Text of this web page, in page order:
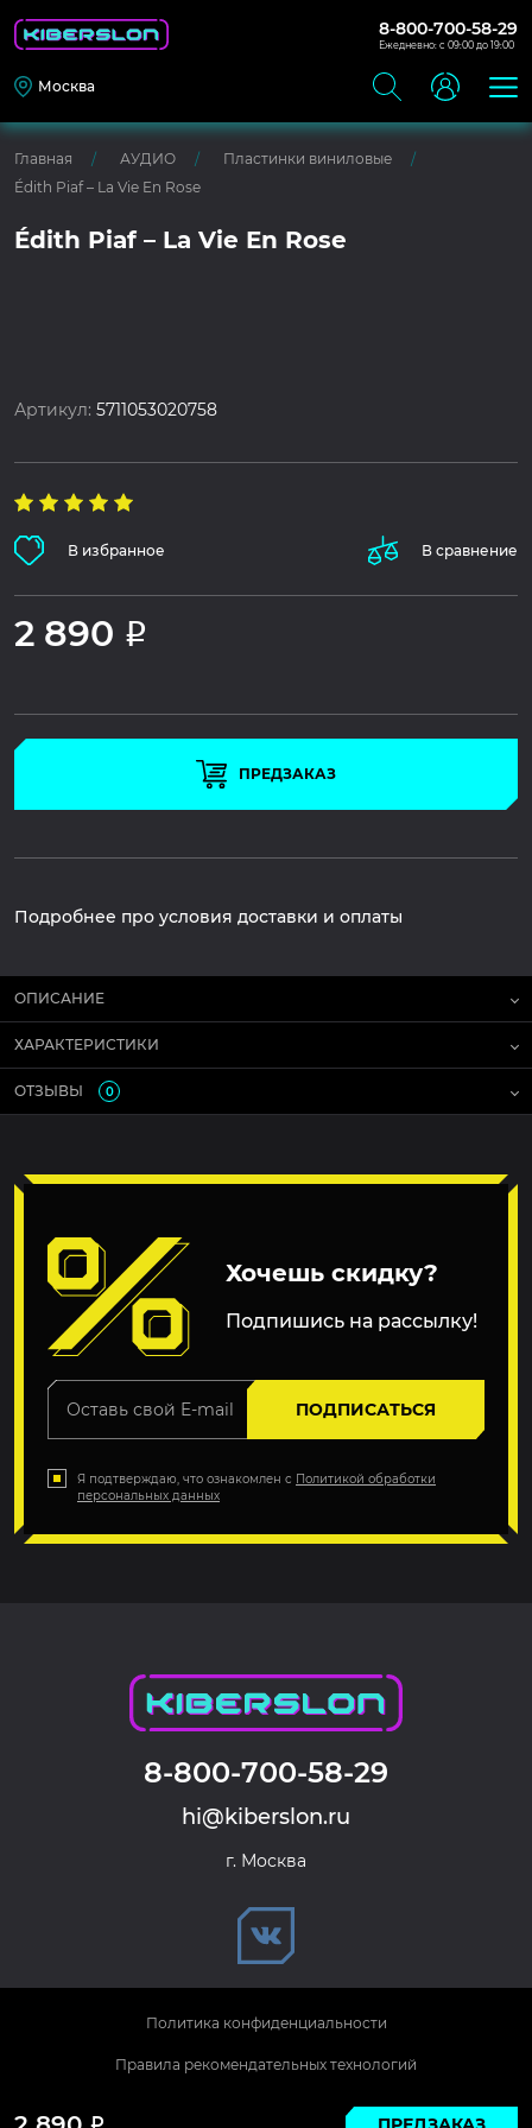
8-800-700-58-29
Ежедневно: с 09:00 до 19:00
Москва
Главная АУДИО
Пластинки виниловые
Édith Piaf – La Vie En Rose
Édith Piaf – La Vie En Rose
Артикул:5711053020758
В избранное В сравнение
2 890 Р
ПРЕДЗАКАЗ
Подробнее про условия доставки и оплаты
Р
ОПИСАНИЕ
ХАРАКТЕРИСТИКИ
ОТЗЫВЫ 0
Хочешь скидку?
Подпишись на рассылку!
ПОДПИСАТЬСЯ
Я подтверждаю, что ознакомлен с Политикой обработки
персональных данных
8-800-700-58-29
hi@kiberslon.ru
г. Москва
© 2026 KIBERSLON. Все права защищены.
Политика конфиденциальности
Правила рекомендательных технологий